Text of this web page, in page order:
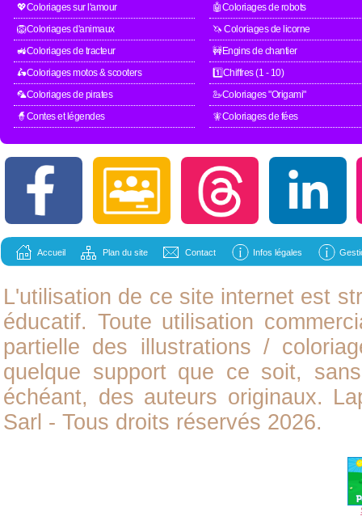
💖Coloriages sur l'amour
🤖Coloriages de robots
🦁Coloriages d'animaux
🦄 Coloriages de licorne
🚜Coloriages de tracteur
🚧Engins de chantier
🛵Coloriages motos & scooters
1️⃣Chiffres (1 - 10)
🦜Coloriages de pirates
🦢Coloriages "Origami"
🧙Contes et légendes
🧚Coloriages de fées
Accueil Plan du site Contact Infos légales
L'utilisation de ce site internet est
éducatif. Toute utilisation
partielle des illustrations /
quelque support que ce soit,
échéant, des auteurs originaux.
Sarl - Tous droits réservés 2026.